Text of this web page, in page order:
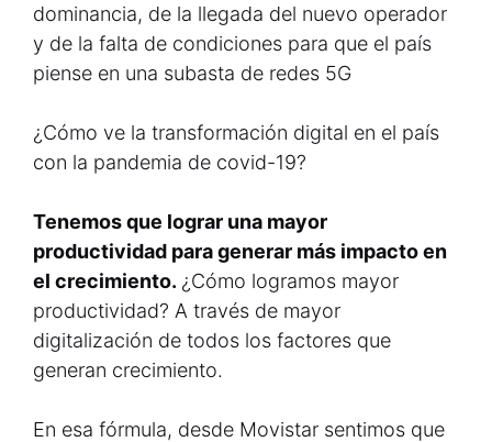
dominancia, de la llegada del nuevo operador
y de la falta de condiciones para que el país
piense en una subasta de redes 5G
¿Cómo ve la transformación digital en el país
con la pandemia de covid-19?
Tenemos que lograr una mayor
productividad para generar más impacto en
el crecimiento. ¿Cómo logramos mayor
productividad? A través de mayor
digitalización de todos los factores que
generan crecimiento.
En esa fórmula, desde Movistar sentimos que